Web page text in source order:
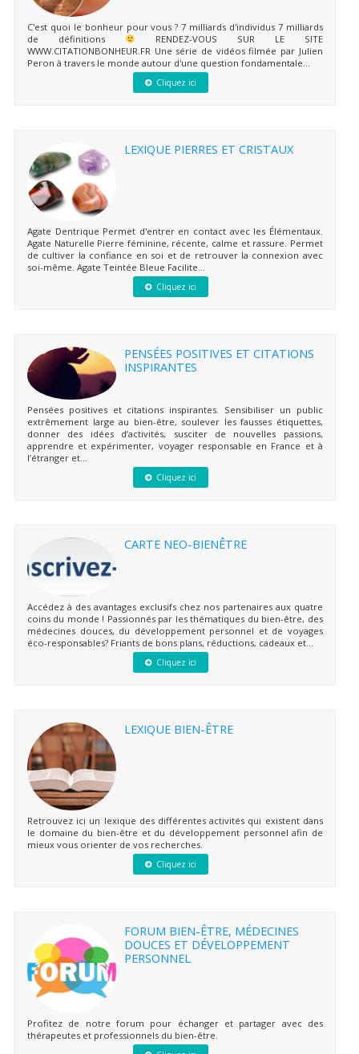
C'est quoi le bonheur pour vous ? 7 milliards d'individus 7 milliards
de définitions
RENDEZ-VOUS SUR LE SITE
WWW.CITATIONBONHEUR.FR Une série de vidéos filmée par Julien
Peron à travers le monde autour d'une question fondamentale...
Cliquez ici
LEXIQUE PIERRES ET CRISTAUX
Agate Dentrique Permet d'entrer en contact avec les Élémentaux.
Agate Naturelle Pierre féminine, récente, calme et rassure. Permet
de cultiver la confiance en soi et de retrouver la connexion avec
soi-même. Agate Teintée Bleue Facilite...
Cliquez ici
PENSÉES POSITIVES ET CITATIONS
INSPIRANTES
Pensées positives et citations inspirantes. Sensibiliser un public
extrêmement large au bien-être, soulever les fausses étiquettes,
donner des idées d’activités, susciter de nouvelles passions,
apprendre et expérimenter, voyager responsable en France et à
l’étranger et...
Cliquez ici
CARTE NEO-BIENÊTRE
Accédez à des avantages exclusifs chez nos partenaires aux quatre
coins du monde ! Passionnés par les thématiques du bien-être, des
médecines douces, du développement personnel et de voyages
éco-responsables? Friants de bons plans, réductions, cadeaux et...
Cliquez ici
LEXIQUE BIEN-ÊTRE
Retrouvez ici un lexique des différentes activités qui existent dans
le domaine du bien-être et du développement personnel afin de
mieux vous orienter de vos recherches.
Cliquez ici
FORUM BIEN-ÊTRE, MÉDECINES
DOUCES ET DÉVELOPPEMENT
PERSONNEL
Profitez de notre forum pour échanger et partager avec des
thérapeutes et professionnels du bien-être.